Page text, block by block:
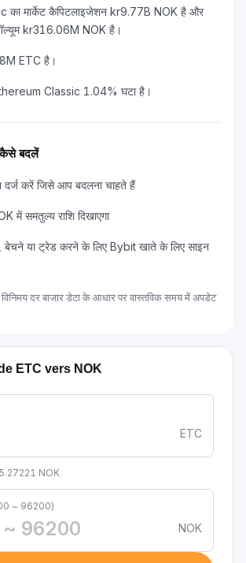
का मार्केट कैपिटलाइजेशन kr9.77B NOK है और
kr316.06M NOK है।
ETC है।
Classic 1.04% घटा है।
बदलें
दर्ज करें जिसे आप बदलना चाहते हैं
में समतुल्य राशि दिखाएगा
बेचने या ट्रेड करने के लिए Bybit खाते के लिए साइन
दर बाजार डेटा के आधार पर वास्तविक समय में अपडेट
ETC vers NOK
ETC
NOK
~ 96200)
NOK